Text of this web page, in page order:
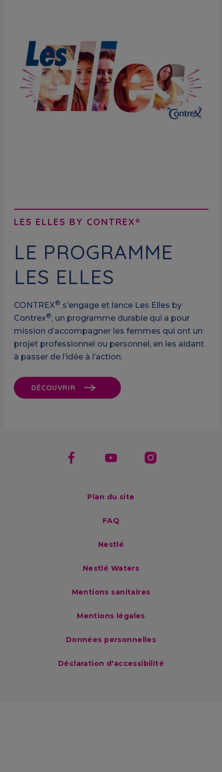
LES ELLES BY CONTREX®
LE PROGRAMME
LES ELLES
CONTREX® s’engage et lance Les Elles by
Contrex®, un programme durable qui a pour
mission d’accompagner les femmes qui ont un
projet professionnel ou personnel, en les aidant
à passer de l’idée à l’action.
DÉCOUVRIR
Footer menuPlan du site
FAQ
Nestlé
Nestlé Waters
Mentions sanitaires
Mentions légales
Données personnelles
Déclaration d'accessibilité